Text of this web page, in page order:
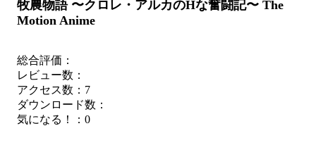
牧農物語 〜クロレ・アルカのHな奮闘記〜 The
Motion Anime
総合評価：
レビュー数：
アクセス数：7
ダウンロード数：
気になる！： 0